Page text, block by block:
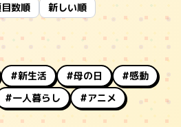
数順 新しい順
#新生活 #母の日
#感動
#一人暮らし
#アニメ